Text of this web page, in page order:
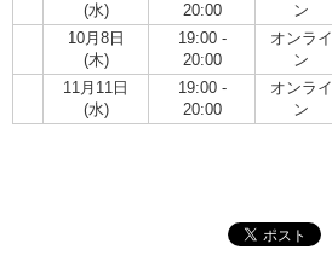
(水)
20:00
ン
10月8日
(木)
19:00 -
20:00
オンライ
ン
11月11日
(水)
19:00 -
20:00
オンライ
ン